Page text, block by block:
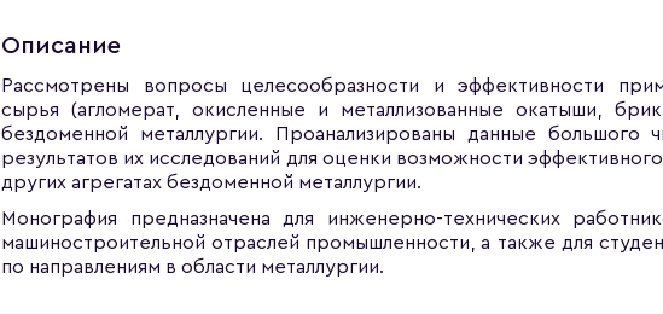
Описание
Рассмотрены вопросы целесообразности и эффективности
сырья (агломерат, окисленные и металлизованные окатыши,
бездоменной металлургии. Проанализированы данные большого
результатов их исследований для оценки возможности
других агрегатах бездоменной металлургии.
Монография предназначена для инженерно-технических
машиностроительной отраслей промышленности, а также для
по направлениям в области металлургии.